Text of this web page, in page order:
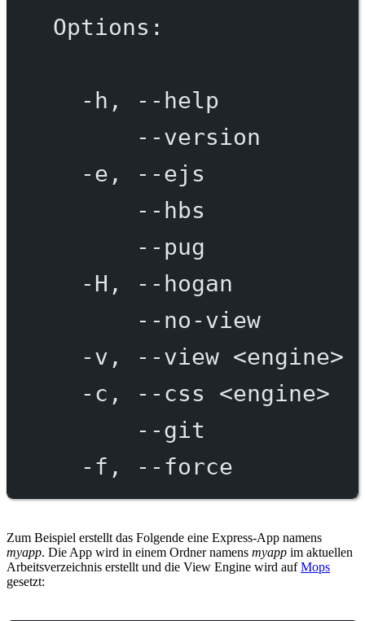
Options:
-h, --help
--version
-e,
--ejs
--hbs
--pug
-H,
--hogan
--no-view
-v,
--view <engine>
-c,
--css <engine>
--git
-f,
--force
Zum Beispiel erstellt das Folgende eine Express-App namens
myapp. Die App wird in einem Ordner namens myapp im aktuellen
Arbeitsverzeichnis erstellt und die View Engine wird aufMops
gesetzt: